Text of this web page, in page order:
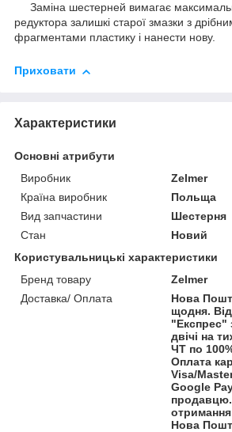
Заміна шестерней вимагає
редуктора залишкі старої змазки з
фрагментами пластику і нанести нову.
Приховати
Характеристики
Основні атрибути
Виробник
Zelmer
Країна виробник
Польща
Вид запчастини
Шестерня
Стан
Новий
Користувальницькі характеристики
Бренд товару
Zelmer
Доставка/ Оплата
Нова
щодня.
"Експрес"
двічі на
ЧТ по
Оплата
Visa/
Google
продавцю.
Нова